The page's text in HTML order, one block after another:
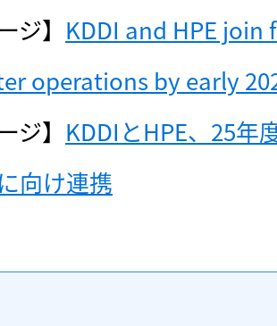
ジ】 KDDI and HPE
operations by early
ジ】 KDDIとHPE、25年
向け連携